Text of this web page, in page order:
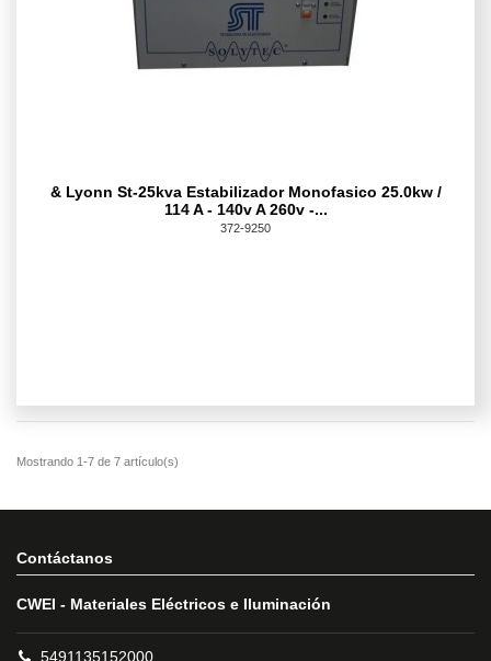
& Lyonn St-25kva Estabilizador Monofasico 25.0kw /
114 A - 140v A 260v -...
372-9250
Contáctanos
CWEI - Materiales Eléctricos e Iluminación
5491135152000